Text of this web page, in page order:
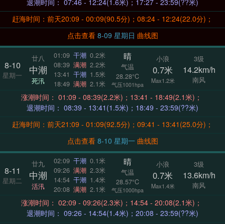
退潮时间： 07:46 - 12:24(1.6米)；17:27 - 23:59(??米)
赶海时间：前天20:09 - 00:09(90.5分)；08:24 - 12:24(22.0分)；
点击查看
8-09 星期日 曲线图
8-10
星期一
廿八
中潮
死汛
01:09 干潮 0.2米
08:39 满潮 2.2米
13:41 干潮 1.5米
18:49 满潮 2.1米
晴
气温
28.28°C
气压1001hpa
小浪
0.7米
Max1.2米
3级
14.2km/h
南风
涨潮时间： 01:09 - 08:39(2.2米)；13:41 - 18:49(2.1米)；
退潮时间： 08:39 - 13:41(1.5米)；18:49 - 23:59(??米)
赶海时间：前天21:09 - 01:09(92.5分)；09:41 - 13:41(25.0分)；
点击查看
8-10 星期一 曲线图
8-11
星期二
廿九
中潮
活汛
02:09 干潮 0.1米
09:26 满潮 2.3米
14:54 干潮 1.4米
20:08 满潮 2.1米
晴
气温
28.57°C
气压1000hpa
小浪
0.7米
Max1.4米
3级
13.6km/h
南风
涨潮时间： 02:09 - 09:26(2.3米)；14:54 - 20:08(2.1米)；
退潮时间： 09:26 - 14:54(1.4米)；20:08 - 23:59(??米)